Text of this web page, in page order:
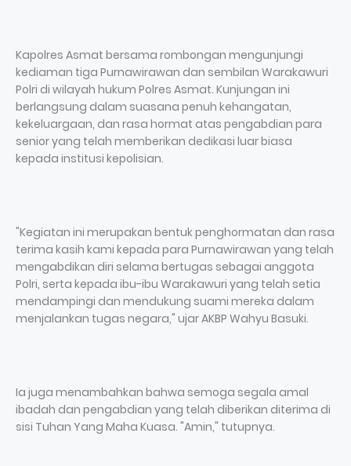
Kapolres Asmat bersama rombongan mengunjungi
kediaman tiga Purnawirawan dan sembilan Warakawuri
Polri di wilayah hukum Polres Asmat. Kunjungan ini
berlangsung dalam suasana penuh kehangatan,
kekeluargaan, dan rasa hormat atas pengabdian para
senior yang telah memberikan dedikasi luar biasa
kepada institusi kepolisian.
"Kegiatan ini merupakan bentuk penghormatan dan rasa
terima kasih kami kepada para Purnawirawan yang telah
mengabdikan diri selama bertugas sebagai anggota
Polri, serta kepada ibu-ibu Warakawuri yang telah setia
mendampingi dan mendukung suami mereka dalam
menjalankan tugas negara," ujar AKBP Wahyu Basuki.
Ia juga menambahkan bahwa semoga segala amal
ibadah dan pengabdian yang telah diberikan diterima di
sisi Tuhan Yang Maha Kuasa. "Amin," tutupnya.